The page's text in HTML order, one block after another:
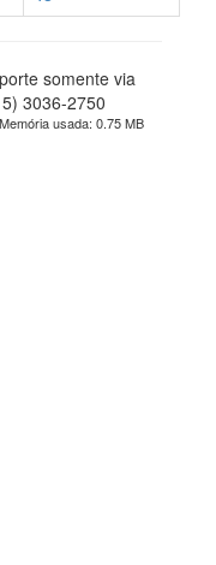
somente via
3036-2750
usada: 0.75 MB